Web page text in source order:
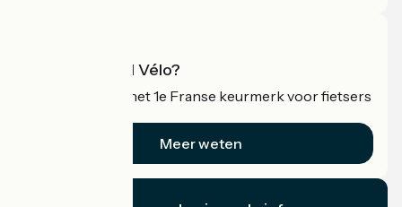
Wat is Accueil Vélo?
Accueil Vélo is het 1e Franse keurmerk voor fietsers
Meer weten